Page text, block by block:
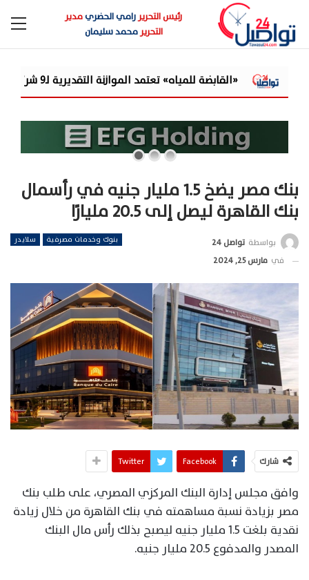
رئيس التحريررامي الحضريمدير
التحريرمحمد سليمان
لـ9 شركات تابعة للعام المالي 2026/2027
بنك مصر يضخ 1.5 مليار جنيه في رأسمال
بنك القاهرة ليصل إلى 20.5 مليارًا
بنوك وخدمات مصرفية سلايدر بواسطة تواصل 24
في مارس 25, 2024
شارك Facebook
Twitter
وافق مجلس إدارة البنك المركزي المصري، على طلب بنك
مصر بزيادة نسبة مساهمته في بنك القاهرة من خلال زيادة
نقدية بلغت 1.5 مليار جنيه ليصبح بذلك رأس مال البنك
المصدر والمدفوع 20.5 مليار جنيه.